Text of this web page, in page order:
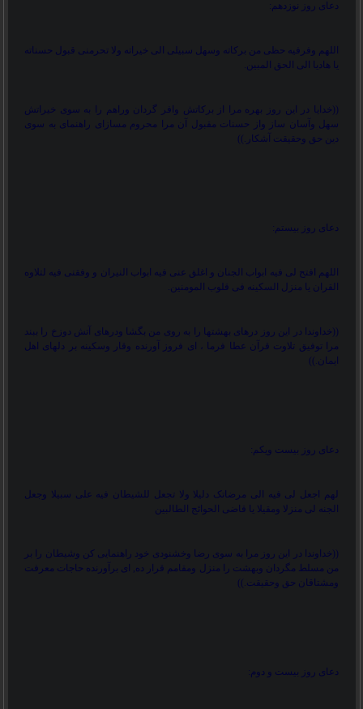
دعای روز نوزدهم:
اللهم وفرفیه حظی من برکاته وسهل سبیلی الی خیراته ولا تحرمنی قبول حسناته
یا هادیا الی الحق المبین.
)) خدایا در این روز بهره مرا از برکاتش وافر گردان وراهم را به سوی خیراتش
سهل وآسان ساز واز حسنات مقبول آن مرا محروم مسازای راهنمای به سوی
دین حق وحقیقت آشکار.
دعای روز بیستم:
اللهم افتح لی فیه ابواب الجنان و اغلق عنی فیه ابواب النیران و وفقنی فیه لتلاوه
القران یا منزل السکینه فی قلوب المومنین.
)) خداوندا در این روز درهای بهشتها را به روی من بگشا ودرهای آتش دوزخ را ببند
مرا توفیق تلاوت قرآن عطا فرما ، ای فروز آورنده وقار وسکینه بر دلهای اهل
ایمان.
دعای روز بیست ویکم:
لهم اجعل لی فیه الی مرضاتک دلیلا ولا تجعل للشیطان فیه علی سبیلا وجعل
الجنه لی منزلا ومقیلا یا قاضی الحوائج الطالبین
)) خداوندا در این روز مرا به سوی رضا وخشنودی خود راهنمایی کن وشیطان را بر
من مسلط مگردان وبهشت را منزل ومقامم قرار ده, ای برآورنده حاجات معرفت
ومشتاقان حق وحقیقت.
دعای روز بیست و دوم: